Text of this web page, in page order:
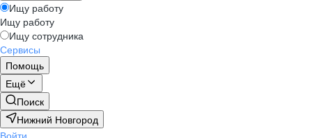
Ищу работу
Ищу работу
Ищу сотрудника
Сервисы
Помощь
Ещё
Поиск
Нижний Новгород
Войти